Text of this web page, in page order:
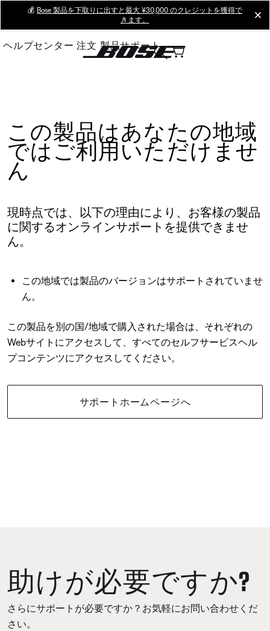
Main
💰 Bose 製品を下取りに出すと最大 ¥30,000 のクレジットを獲得で
きます。
ヘルプセンター 注文 製品サポート
この製品はあなたの地域
ではご利用いただけませ
ん
現時点では、以下の理由により、お客様の製品
に関するオンラインサポートを提供できませ
ん。
この地域では製品のバージョンはサポートされていませ
ん。
この製品を別の国/地域で購入された場合は、それぞれの
Webサイトにアクセスして、すべてのセルフサービスヘル
プコンテンツにアクセスしてください。
サポートホームページへ
助けが必要ですか?
さらにサポートが必要ですか？お気軽にお問い合わせくだ
さい。